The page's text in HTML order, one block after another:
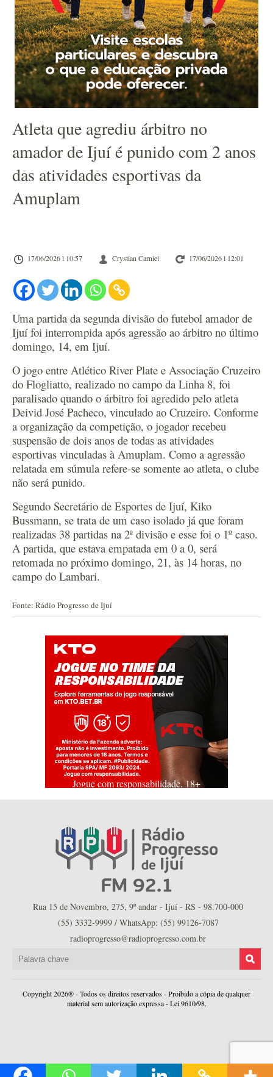
Atleta que agrediu árbitro no
amador de Ijuí é punido com 2 anos
das atividades esportivas da
Amuplam
17/06/2026 l 10:57 Crystian Carniel 17/06/2026 l 12:01
Uma partida da segunda divisão do futebol amador de
Ijuí foi interrompida após agressão ao árbitro no último
domingo, 14, em Ijuí.
O jogo entre Atlético River Plate e Associação Cruzeiro
do Flogliatto, realizado no campo da Linha 8, foi
paralisado quando o árbitro foi agredido pelo atleta
Deivid José Pacheco, vinculado ao Cruzeiro. Conforme
a organização da competição, o jogador recebeu
suspensão de dois anos de todas as atividades
esportivas vinculadas à Amuplam. Como a agressão
relatada em súmula refere-se somente ao atleta, o clube
não será punido.
Segundo Secretário de Esportes de Ijuí, Kiko
Bussmann, se trata de um caso isolado já que foram
realizadas 38 partidas na 2ª divisão e esse foi o 1º caso.
A partida, que estava empatada em 0 a 0, será
retomada no próximo domingo, 21, às 14 horas, no
campo do Lambari.
Fonte: Rádio Progresso de Ijuí
Jogue com responsabilidade. 18+
Rua 15 de Novembro, 275, 9º andar - Ijuí - RS - 98.700-000
(55) 3332-9999 / WhatsApp: (55) 99126-7087
radioprogresso@radioprogresso.com.br
Copyright 2026® - Todos os direitos reservados - Proibido a cópia de qualquer
material sem autorização expressa - Lei 9610/98.